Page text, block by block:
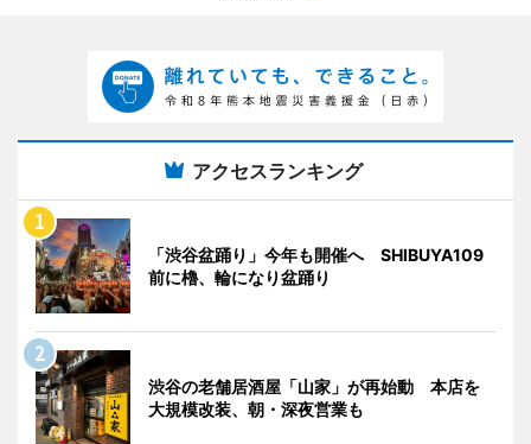
アクセスランキング
「渋谷盆踊り」今年も開催へ SHIBUYA109
前に櫓、輪になり盆踊り
渋谷の老舗居酒屋「山家」が再始動 本店を
大規模改装、朝・深夜営業も